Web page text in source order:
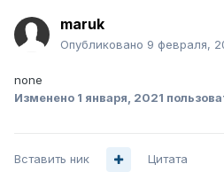
maruk
Опубликовано 9 февраля,
none
Изменено 1 января, 2021
Вставить ник Цитата